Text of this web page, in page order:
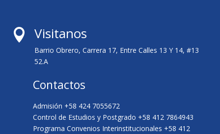
 Visitanos
Barrio Obrero, Carrera 17, Entre Calles 13 Y 14, #13
52.A
Contactos
Admisión +58 424 7055672
Control de Estudios y Postgrado +58 412 7864943
Programa Convenios Interinstitucionales +58 412